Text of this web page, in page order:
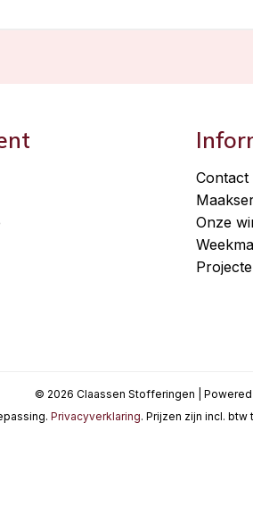
Contact
Onze
© 2026 Claassen Stofferingen |
Privacyverklaring. Prijzen zijn incl.